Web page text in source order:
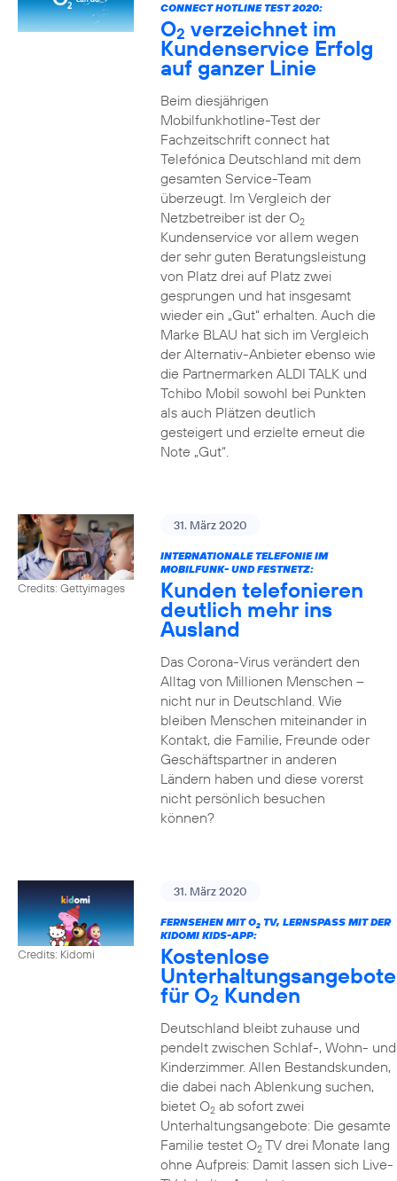
CONNECT HOTLINE TEST 2020:
O2 verzeichnet im
Kundenservice Erfolg
auf ganzer Linie
Beim diesjährigen
Mobilfunkhotline-Test der
Fachzeitschrift connect hat
Telefónica Deutschland mit dem
gesamten Service-Team
überzeugt. Im Vergleich der
Netzbetreiber ist der O2
Kundenservice vor allem wegen
der sehr guten Beratungsleistung
von Platz drei auf Platz zwei
gesprungen und hat insgesamt
wieder ein „Gut“ erhalten. Auch die
Marke BLAU hat sich im Vergleich
der Alternativ-Anbieter ebenso wie
die Partnermarken ALDI TALK und
Tchibo Mobil sowohl bei Punkten
als auch Plätzen deutlich
gesteigert und erzielte erneut die
Note „Gut“.
Credits: Gettyimages
31. März 2020
INTERNATIONALE TELEFONIE IM
MOBILFUNK- UND FESTNETZ:
Kunden telefonieren
deutlich mehr ins
Ausland
Das Corona-Virus verändert den
Alltag von Millionen Menschen –
nicht nur in Deutschland. Wie
bleiben Menschen miteinander in
Kontakt, die Familie, Freunde oder
Geschäftspartner in anderen
Ländern haben und diese vorerst
nicht persönlich besuchen
können?
Credits: Kidomi
31. März 2020
FERNSEHEN MIT O2TV, LERNSPASS MIT DER K
IDOMI KIDS-APP:
Kostenlose
Unterhaltungsangebote
für O2 Kunden
Deutschland bleibt zuhause und
pendelt zwischen Schlaf-, Wohn- und
Kinderzimmer. Allen Bestandskunden,
die dabei nach Ablenkung suchen,
bietet O2ab sofort zwei
Unterhaltungsangebote: Die gesamte
Familie testet O2TV drei Monate lang
ohne Aufpreis: Damit lassen sich Live-